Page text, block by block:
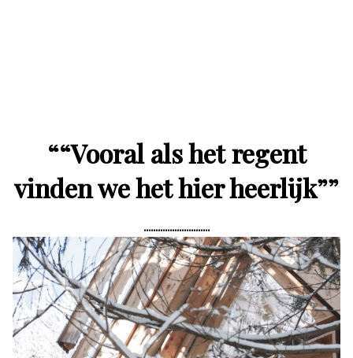
““Vooral als het regent
vinden we het hier heerlijk””